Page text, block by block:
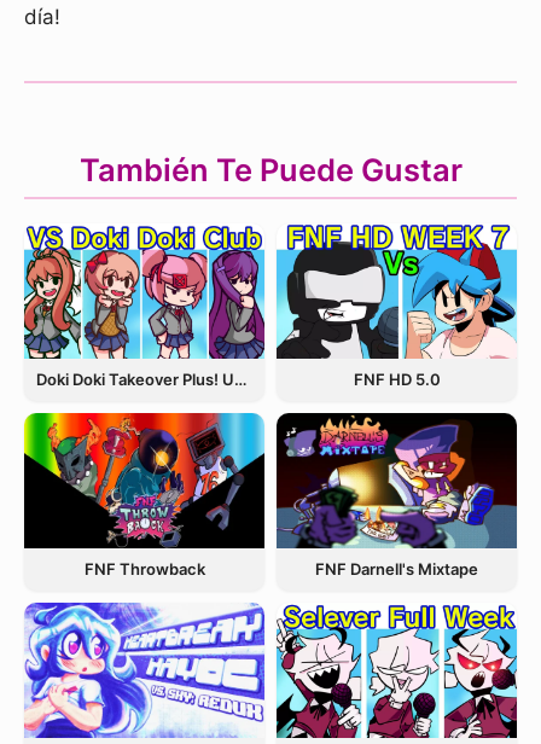
día!
También Te Puede Gustar
Doki Doki Takeover Plus! Update 3.5 FNF HD 5.0
FNF Throwback FNF Darnell's Mixtape